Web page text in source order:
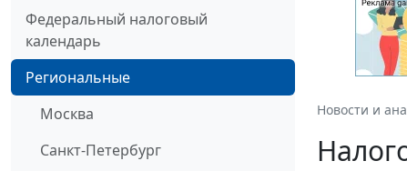
Федеральный налоговый
календарь
Региональные
Москва
Санкт-Петербург
Новости и